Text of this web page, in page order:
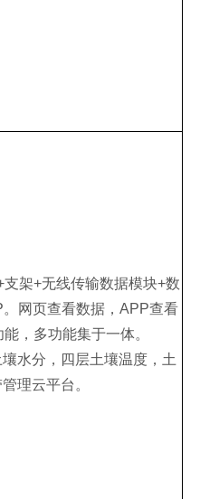
架+无线传输数据模块+数
网页查看数据，APP查看
，多功能集于一体。
水分，四层土壤温度，土
理云平台。